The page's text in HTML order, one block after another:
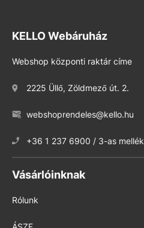
KELLO Webáruház
Webshop központi raktár címe
2225 Üllő, Zöldmező út. 2.
webshoprendeles@kello.hu
+36 1 237 6900 / 3-as mellék
Vásárlóinknak
Rólunk